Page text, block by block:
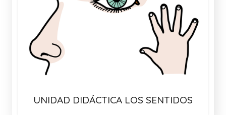
UNIDAD DIDÁCTICA LOS SENTIDOS